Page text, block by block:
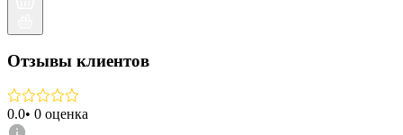
Отзывы клиентов
0.0• 0 оценка